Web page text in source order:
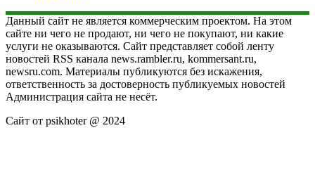
Данный сайт не является коммерческим проектом. На этом
сайте ни чего не продают, ни чего не покупают, ни какие
услуги не оказываются. Сайт представляет собой ленту
новостей RSS канала news.rambler.ru, kommersant.ru,
newsru.com. Материалы публикуются без искажения,
ответственность за достоверность публикуемых новостей
Администрация сайта не несёт.
Сайт от psikhoter @ 2024